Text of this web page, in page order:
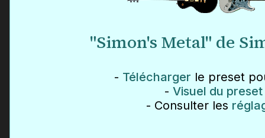
"Simon's Metal" de
- Télécharger le preset
- Visuel du preset
- Consulter les